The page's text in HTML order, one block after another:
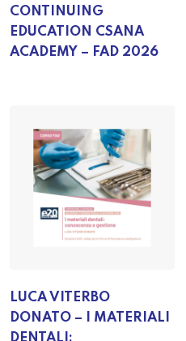
CONTINUING
EDUCATION CSANA
ACADEMY – FAD 2026
LUCA VITERBO
DONATO – I MATERIALI